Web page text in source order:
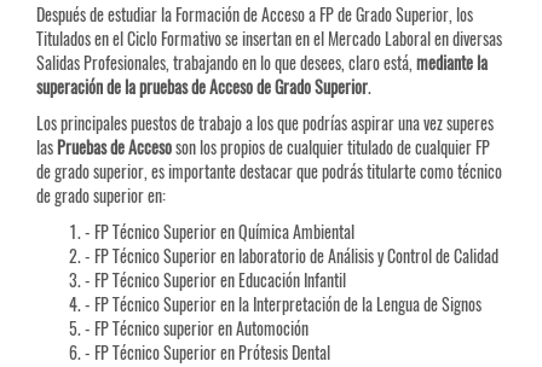
Después de estudiar la Formación de Acceso a FP de Grado Superior, los
Titulados en el Ciclo Formativo se insertan en el Mercado Laboral en diversas
Salidas Profesionales, trabajando en lo que desees, claro está,mediante la
superación de la pruebas de Acceso de Grado Superior.
Los principales puestos de trabajo a los que podrías aspirar una vez superes
lasPruebas deAccesoson los propios de cualquier titulado de cualquier FP
de grado superior, es importante destacar que podrás titularte como técnico
de grado superior en:
- FP Técnico Superior en Química Ambiental
- FP Técnico Superior en laboratorio de Análisis y Control de Calidad
- FP Técnico Superior en Educación Infantil
- FP Técnico Superior en la Interpretación de la Lengua de Signos
- FP Técnico superior en Automoción
- FP Técnico Superior en Prótesis Dental